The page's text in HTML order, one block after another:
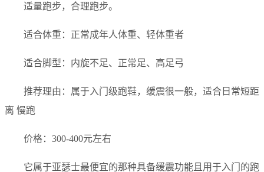
适量跑步，合理跑步。
适合体重：正常成年人体重、轻体重者
适合脚型：内旋不足、正常足、高足弓
推荐理由：属于入门级跑鞋，缓震很一般，适合日常短距
离 慢跑
价格：300-400元左右
它属于亚瑟士最便宜的那种具备缓震功能且用于入门的跑